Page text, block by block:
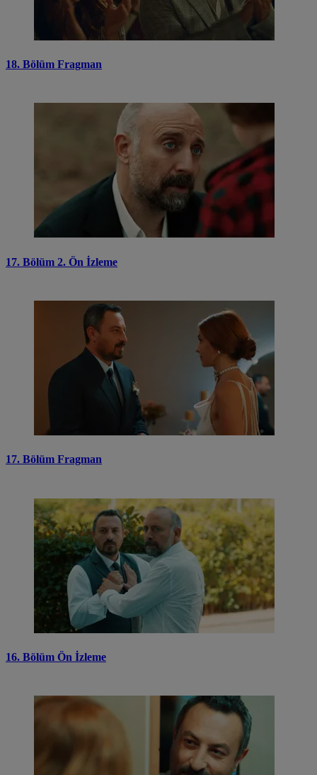
18. Bölüm Fragman
17. Bölüm 2. Ön İzleme
17. Bölüm Fragman
16. Bölüm Ön İzleme